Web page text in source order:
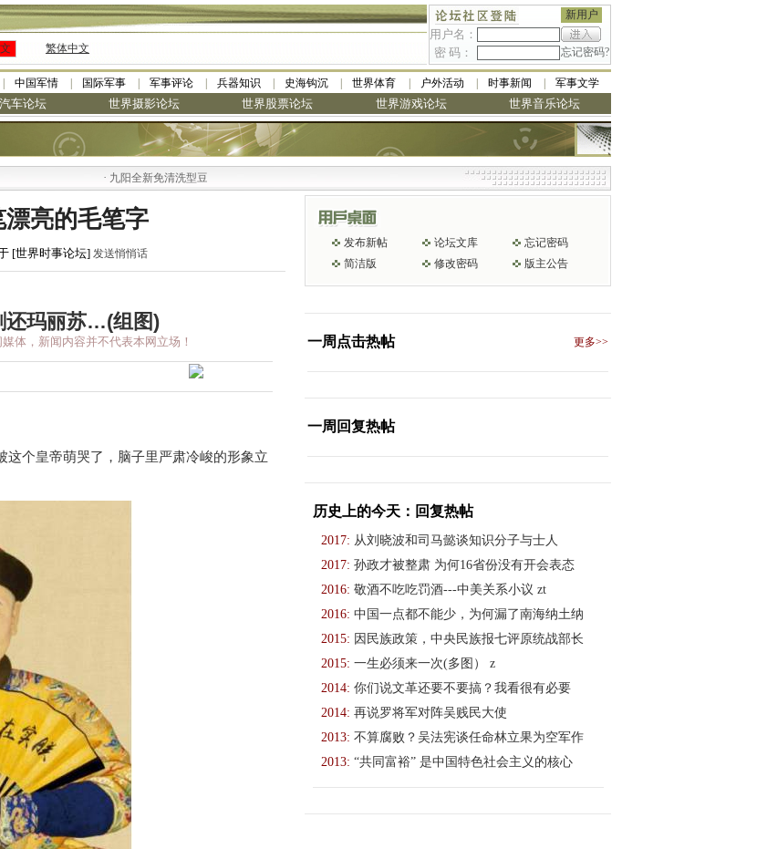
新用户
用户名：
密 码：
忘记密码?
繁体中文
中国军情 国际军事 军事评论 兵器知识 史海钩沉 世界体育 户外活动 时事新闻 军事文学
车论坛 世界摄影论坛 世界股票论坛 世界游戏论坛 世界音乐论坛
九阳全新免清洗型豆浆机 全美最低
亮的毛笔字
[世界时事论坛] 发送悄悄话
还玛丽苏…(组图)
体，新闻内容并不代表本网立场！
个皇帝萌哭了，脑子里严肃冷峻的形象立
发布新帖 论坛文库
忘记密码
简洁版
修改密码 版主公告
一周点击热帖 更多>>
一周回复热帖
历史上的今天：回复热帖
2017: 从刘晓波和司马懿谈知识分子与士人
2017: 孙政才被整肃 为何16省份没有开会表态
2016: 敬酒不吃吃罚酒---中美关系小议 zt
2016: 中国一点都不能少，为何漏了南海纳土纳
2015: 因民族政策，中央民族报七评原统战部长
2015: 一生必须来一次(多图） z
2014: 你们说文革还要不要搞？我看很有必要
2014: 再说罗将军对阵吴贱民大使
2013: 不算腐败？吴法宪谈任命林立果为空军作
2013: “共同富裕” 是中国特色社会主义的核心